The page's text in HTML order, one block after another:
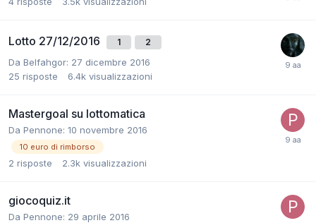
Lotto 27/12/2016 1 2
Da Belfahgor: 27 dicembre 2016
25 risposte 6.4k visualizzazioni
Mastergoal su lottomatica
Da Pennone: 10 novembre 2016
10 euro di rimborso
2 risposte 2.3k visualizzazioni
giocoquiz.it
Da Pennone: 29 aprile 2016